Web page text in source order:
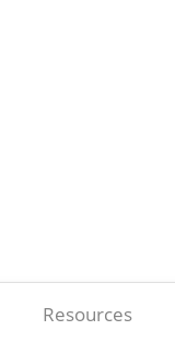
Resources